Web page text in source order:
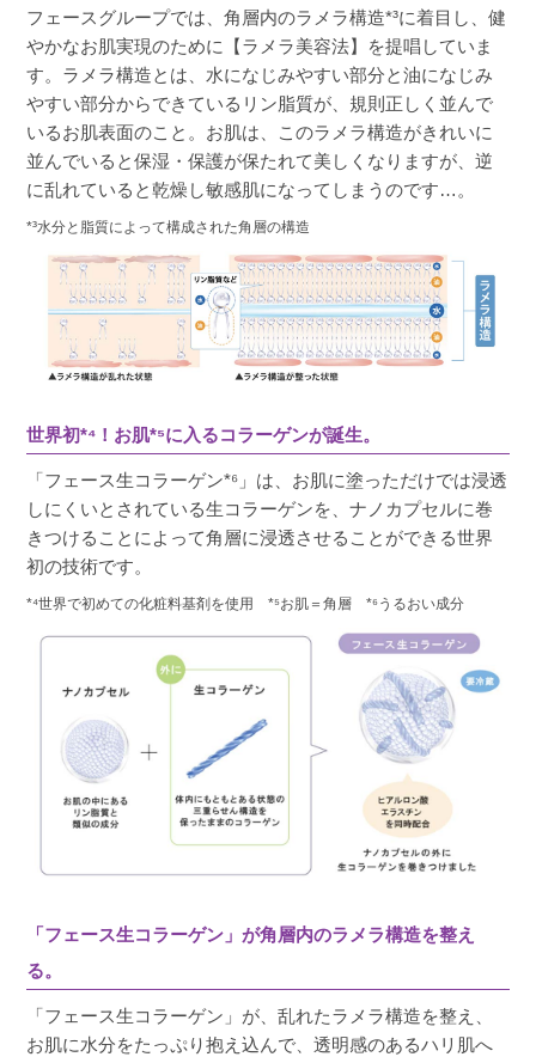
フェースグループでは、角層内のラメラ構造*³に着目し、健
やかなお肌実現のために【ラメラ美容法】を提唱していま
す。ラメラ構造とは、水になじみやすい部分と油になじみ
やすい部分からできているリン脂質が、規則正しく並んで
いるお肌表面のこと。お肌は、このラメラ構造がきれいに
並んでいると保湿・保護が保たれて美しくなりますが、逆
に乱れていると乾燥し敏感肌になってしまうのです…。
*³水分と脂質によって構成された角層の構造
世界初*⁴！お肌*⁵に入るコラーゲンが誕生。
「フェース生コラーゲン*⁶」は、お肌に塗っただけでは浸透
しにくいとされている生コラーゲンを、ナノカプセルに巻
きつけることによって角層に浸透させることができる世界
初の技術です。
*⁴世界で初めての化粧料基剤を使用 *⁵お肌＝角層 *⁶うるおい成分
「フェース生コラーゲン」が角層内のラメラ構造を整え
る。
「フェース生コラーゲン」が、乱れたラメラ構造を整え、
お肌に水分をたっぷり抱え込んで、透明感のあるハリ肌へ